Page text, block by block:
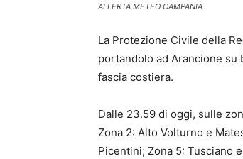
ALLERTA METEO CAMPANIA
La Protezione Civile della
portandolo ad Arancione
fascia costiera.
Dalle 23.59 di oggi, sulle
Zona 2: Alto Volturno e
Picentini; Zona 5: Tusciano